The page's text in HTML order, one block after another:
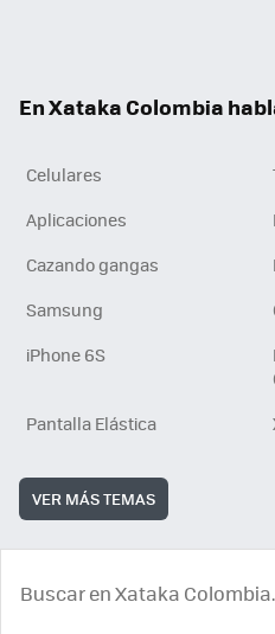
En Xataka Colombia
Celulares
Aplicaciones
Cazando gangas
Samsung
iPhone 6S
Pantalla Elástica
VER MÁS TEMAS